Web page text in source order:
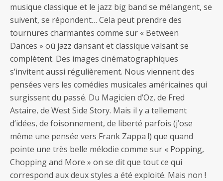
musique classique et le jazz big band se mélangent, se
suivent, se répondent… Cela peut prendre des
tournures charmantes comme sur « Between
Dances » où jazz dansant et classique valsant se
complètent. Des images cinématographiques
s’invitent aussi régulièrement. Nous viennent des
pensées vers les comédies musicales américaines qui
surgissent du passé. Du Magicien d’Oz, de Fred
Astaire, de West Side Story. Mais il y a tellement
d’idées, de foisonnement, de liberté parfois (j’ose
même une pensée vers Frank Zappa !) que quand
pointe une très belle mélodie comme sur « Popping,
Chopping and More » on se dit que tout ce qui
correspond aux deux styles a été exploité. Mais non !